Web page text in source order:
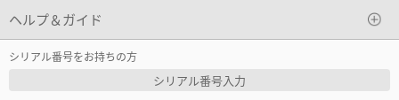
ヘルプ＆ガイド
シリアル番号をお持ちの方
シリアル番号入力